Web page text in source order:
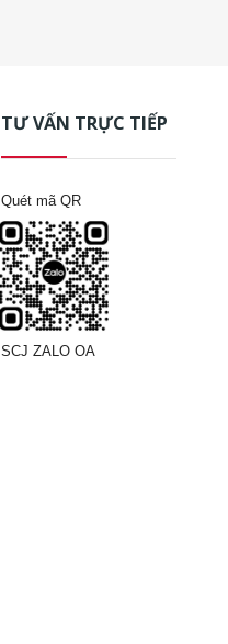
TƯ VẤN TRỰC TIẾP
Quét mã QR
SCJ ZALO OA